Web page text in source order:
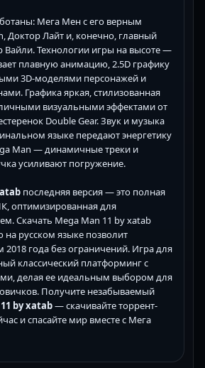
Мега Мен с его верным
Доктор Лайт и, конечно, главный
Вайли. Технологии игры на высоте —
плавную анимацию, 2.5D графику
3D-моделями персонажей и
Графика яркая, стилизованная
визуальными эффектами от
Double Gear. Звук и музыка
языке передают энергетику
Man — динамичные треки и
усиливают погружение.
последняя версия — это полная
оптимизированная для
Скачать Mega Man 11 by xatab
на русском языке позволит
2018 года без ограничений. Игра для
классический платформинг с
делая ее идеальным выбором для
Получите незабываемый
by xatab— скачивайте торрент-
и спасайте мир вместе с Мега